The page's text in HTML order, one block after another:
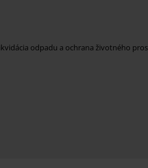
odpadu a ochrana životného